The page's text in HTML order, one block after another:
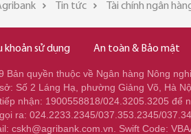
Tin tức Tài chính ngân
khoản sử dụng An toàn & Bảo mật
Bản quyền thuộc về Ngân hàng Nông
Số 2 Láng Hạ, phường Giảng Võ, Hà
nhận: 1900558818/024.3205.3205 để
ra: 024.2233.2345/037.353.2345/
cskh@agribank.com.vn. Swift Code: